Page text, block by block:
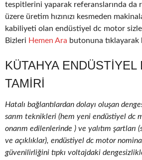
tespitlerini yaparak referanslarında da
üzere üretim hızınızı kesmeden
kabiliyeti olan endüstiyel dc motor
Bizleri Hemen Ara butonuna
KÜTAHYA ENDÜSTIYEL
TAMIRI
Hatalı bağlantılardan dolayı oluşan
sarım teknikleri (hem yeni endüstiyel dc
onarım edilenlerinde ) ve yalıtım şartları
ve açıklıklar), endüstiyel dc motor nominal
güvenilirliğini tıpkı voltajdaki